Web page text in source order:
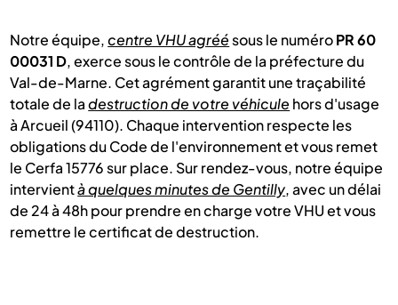
Notre équipe,centre VHU agréésous le numéroPR 60
00031 D, exerce sous le contrôle de la préfecture du
Val-de-Marne. Cet agrément garantit une traçabilité
totale de ladestruction de votre véhicule hors d'usage
à Arcueil (94110). Chaque intervention respecte les
obligations du Code de l'environnement et vous remet
le Cerfa 15776 sur place. Sur rendez-vous, notre équipe
intervientà quelques minutes de Gentilly, avec un délai
de 24 à 48h pour prendre en charge votre VHU et vous
remettre le certificat de destruction.